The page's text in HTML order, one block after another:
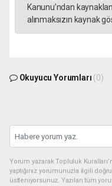
Kanunu’ndan
alınmaksızın kaynak
Okuyucu Yorumları (0)
Yorum yazarak Topluluk
yaptığınız yorumunuzla ilgili
üstleniyorsunuz. Yazılan tüm